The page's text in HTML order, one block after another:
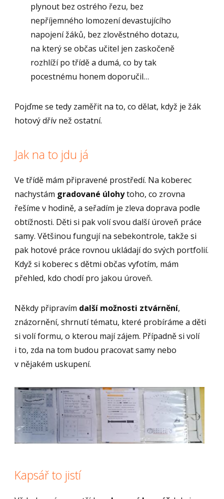
plynout bez ostrého řezu, bez
nepříjemného lomození devastujícího
napojení žáků, bez zlověstného dotazu,
na který se občas učitel jen zaskočeně
rozhlíží po třídě a dumá, co by tak
pocestnému honem doporučil…
Pojďme se tedy zaměřit na to, co dělat, když je žák
hotový dřív než ostatní.
Jak na to jdu já
Ve třídě mám připravené prostředí. Na koberec
nachystám gradované úlohytoho, co zrovna
řešíme v hodině, a seřadím je zleva doprava podle
obtížnosti. Děti si pak volí svou další úroveň práce
samy. Většinou fungují na sebekontrole, takže si
pak hotové práce rovnou ukládají do svých portfolií.
Když si koberec s dětmi občas vyfotím, mám
přehled, kdo chodí pro jakou úroveň.
Někdy připravím další možnosti ztvárnění,
znázornění, shrnutí tématu, které probíráme a děti
si volí formu, o kterou mají zájem. Případně si volí
i to, zda na tom budou pracovat samy nebo
v nějakém uskupení.
Kapsář to jistí